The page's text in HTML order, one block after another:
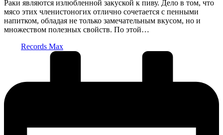
Раки являются излюбленной закуской к пиву. Дело в том, что
мясо этих членистоногих отлично сочетается с пенными
напитком, обладая не только замечательным вкусом, но и
множеством полезных свойств. По этой…
Records Max